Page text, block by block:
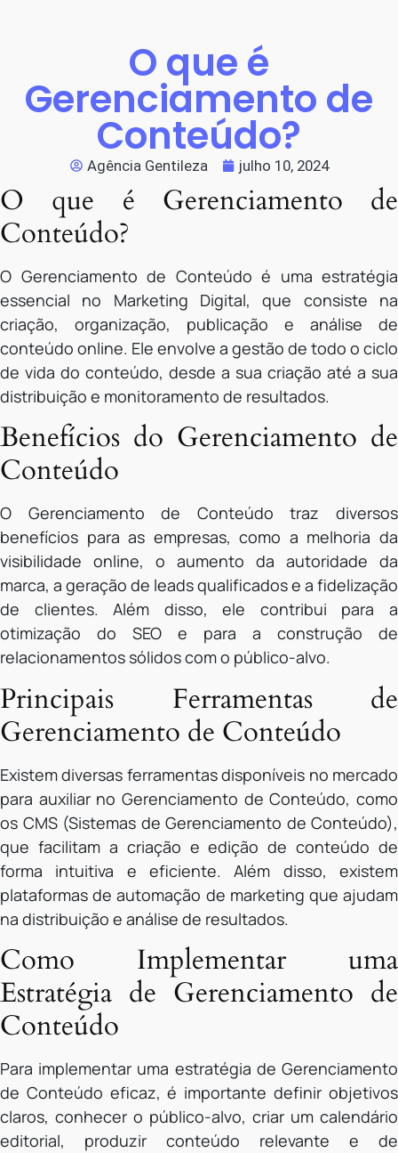
O que é
Gerenciamento de
Conteúdo?
Agência Gentileza julho 10, 2024
O que é Gerenciamento de
Conteúdo?
O Gerenciamento de Conteúdo é uma estratégia
essencial no Marketing Digital, que consiste na
criação, organização, publicação e análise de
conteúdo online. Ele envolve a gestão de todo o ciclo
de vida do conteúdo, desde a sua criação até a sua
distribuição e monitoramento de resultados.
Benefícios do Gerenciamento de
Conteúdo
O Gerenciamento de Conteúdo traz diversos
benefícios para as empresas, como a melhoria da
visibilidade online, o aumento da autoridade da
marca, a geração de leads qualificados e a fidelização
de clientes. Além disso, ele contribui para a
otimização do SEO e para a construção de
relacionamentos sólidos com o público-alvo.
Principais Ferramentas de
Gerenciamento de Conteúdo
Existem diversas ferramentas disponíveis no mercado
para auxiliar no Gerenciamento de Conteúdo, como
os CMS (Sistemas de Gerenciamento de Conteúdo),
que facilitam a criação e edição de conteúdo de
forma intuitiva e eficiente. Além disso, existem
plataformas de automação de marketing que ajudam
na distribuição e análise de resultados.
Como Implementar uma
Estratégia de Gerenciamento de
Conteúdo
Para implementar uma estratégia de Gerenciamento
de Conteúdo eficaz, é importante definir objetivos
claros, conhecer o público-alvo, criar um calendário
editorial, produzir conteúdo relevante e de